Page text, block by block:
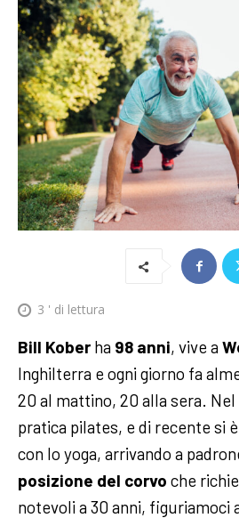
3 ' di lettura
Bill Kober ha 98 anni, vive a
Inghilterra e ogni giorno fa
20 al mattino, 20 alla sera.
pratica pilates, e di recente si
con lo yoga, arrivando a
posizione del corvo che
notevoli a 30 anni, figuriamoci a